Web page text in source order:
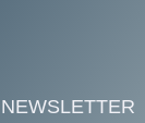
NEWSLETTER